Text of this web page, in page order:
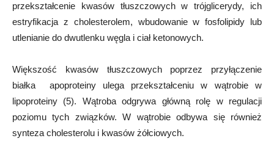
przekształcenie kwasów tłuszczowych w trójglicerydy, ich
estryfikacja z cholesterolem, wbudowanie w fosfolipidy lub
utlenianie do dwutlenku węgla i ciał ketonowych.
Większość kwasów tłuszczowych poprzez przyłączenie
białka  apoproteiny ulega przekształceniu w wątrobie w
lipoproteiny (5). Wątroba odgrywa główną rolę w regulacji
poziomu tych związków. W wątrobie odbywa się również
synteza cholesterolu i kwasów żółciowych.